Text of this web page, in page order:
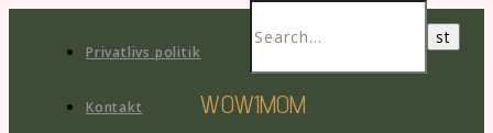
Privatlivs politik
Kontakt WOW1MOM